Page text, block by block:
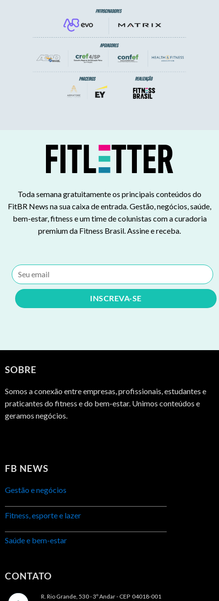
Toda semana gratuitamente os principais conteúdos do
FitBR News na sua caixa de entrada. Gestão, negócios, saúde,
bem-estar, fitness e um time de colunistas com a curadoria
premium da Fitness Brasil. Assine e receba.
SOBRE
Somos a conexão entre empresas, profissionais, estudantes e
praticantes do fitness e do bem-estar. Unimos conteúdos e
geramos negócios.
FB NEWS
Gestão e negócios
Fitness, esporte e lazer
Saúde e bem-estar
CONTATO
R. Rio Grande, 530 - 3º Andar - CEP 04018-001